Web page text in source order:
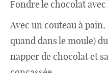
Fondre le chocolat
Avec un couteau à pain,
quand dans le moule)
napper de chocolat et